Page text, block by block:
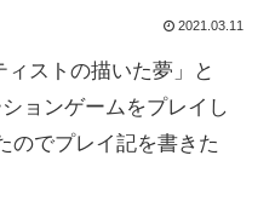
2021.03.11
ィストの描いた夢」と
ョンゲームをプレイし
のでプレイ記を書きた